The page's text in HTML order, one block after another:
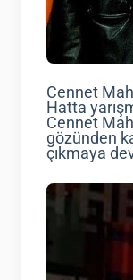
Cennet
Hatta
Cennet
gözünden
çıkmaya